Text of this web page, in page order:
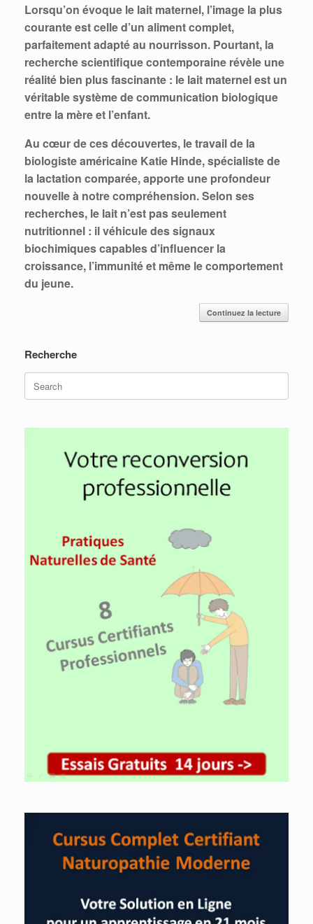
Lorsqu’on évoque le lait maternel, l’image la plus
courante est celle d’un aliment complet,
parfaitement adapté au nourrisson. Pourtant, la
recherche scientifique contemporaine révèle une
réalité bien plus fascinante : le lait maternel est un
véritable système de communication biologique
entre la mère et l’enfant.
Au cœur de ces découvertes, le travail de la
biologiste américaine Katie Hinde, spécialiste de
la lactation comparée, apporte une profondeur
nouvelle à notre compréhension. Selon ses
recherches, le lait n’est pas seulement
nutritionnel : il véhicule des signaux
biochimiques capables d’influencer la
croissance, l’immunité et même le comportement
du jeune.
Continuez la lecture
Recherche
Search
for: